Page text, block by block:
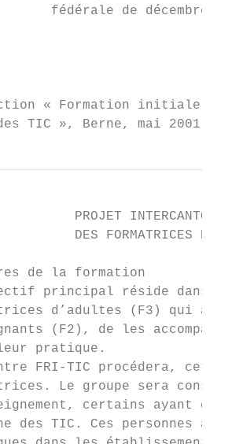
fédérale de décembre
« Formation initiale
TIC », Berne, mai 2001,
PROJET INTERCANTONAL
DES FORMATRICES ET
de la formation
principal réside dans
d’adultes (F3) qui
(F2), de les
pratique.
FRI-TIC procédera, cet
Le groupe sera
certains ayant
des TIC. Ces personnes